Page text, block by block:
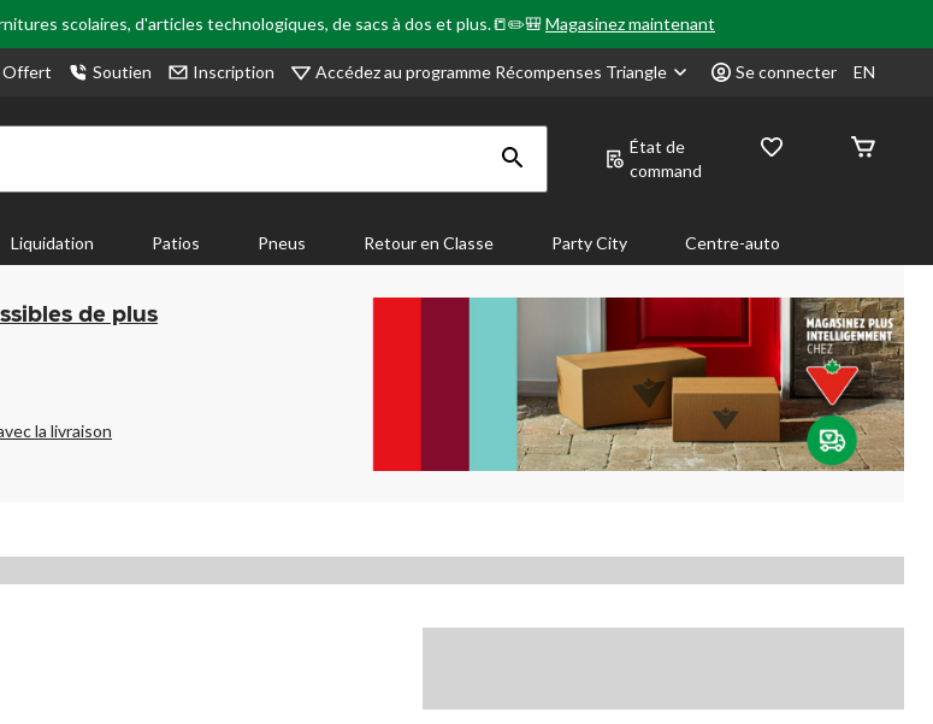
scolaires, d'articles technologiques, de sacs à dos et plus.📒✏️🎒Magasinez maintenant
Offert Soutien Inscription Accédez au programme Récompenses Triangle Se connecter EN
État de
command
Liquidation Patios Pneus Retour en Classe Party City Centre-auto
de plus
la livraison